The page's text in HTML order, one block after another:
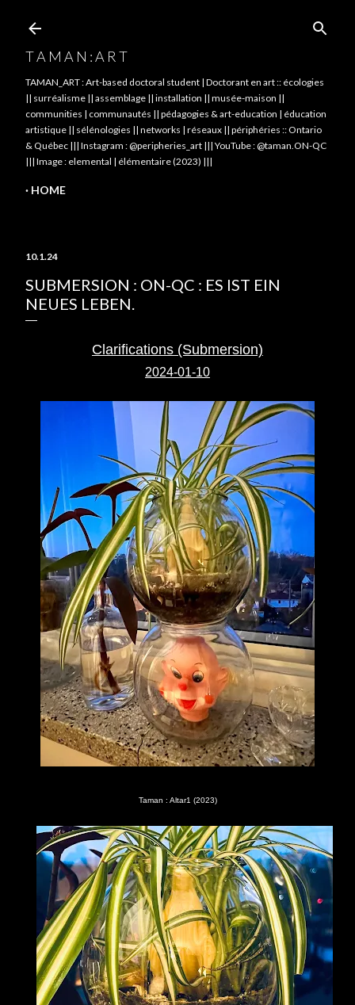
T A M A N : A R T
TAMAN_ART : Art-based doctoral student | Doctorant en art :: écologies
|| surréalisme || assemblage || installation || musée-maison ||
communities | communautés || pédagogies & art-education | éducation
artistique || sélénologies || networks | réseaux || périphéries :: Ontario
& Québec ||| Instagram : @peripheries_art ||| YouTube : @taman.ON-QC
||| Image : elemental | élémentaire (2023) |||
HOME
10.1.24
SUBMERSION : ON-QC : ES IST EIN
NEUES LEBEN.
Clarifications (Submersion)
2024-01-10
Taman : Altar1 (2023)